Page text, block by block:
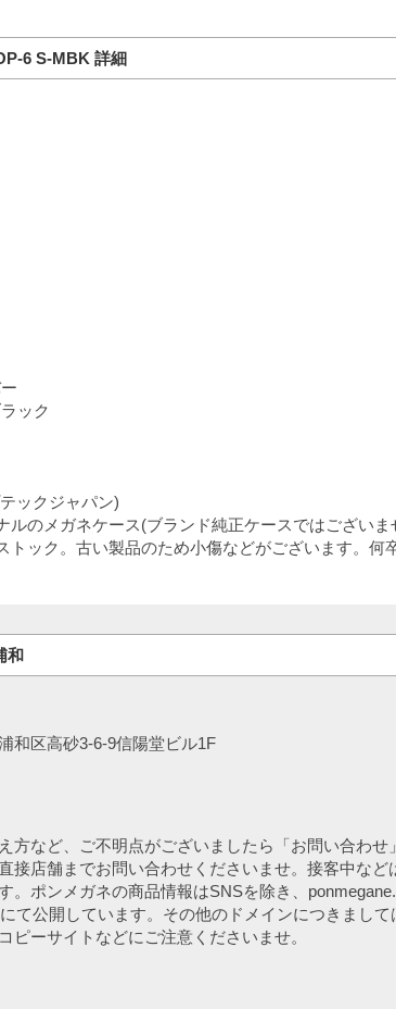
6 S-MBK 詳細
ック
ックジャパン)
ルのメガネケース(ブランド純正ケースではございま
トック。古い製品のため小傷などがございます。何
和
和区高砂3-6-9信陽堂ビル1F
方など、ご不明点がございましたら「お問い合わせ
接店舗までお問い合わせくださいませ。接客中など
。ポンメガネの商品情報はSNSを除き、
て公開しています。その他のドメインにつきまして
ピーサイトなどにご注意くださいませ。